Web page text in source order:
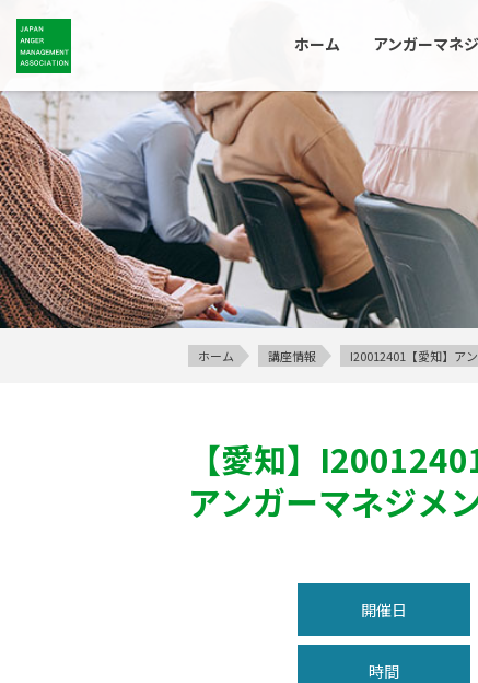
ホーム アンガーマネ
ホーム 講座情報 I20012401【愛知】ア
【愛知】
アンガーマネジメ
開催日
時間